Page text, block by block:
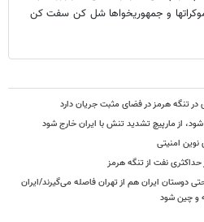
و جمهوریخواها شل کن سفت کن
در تنگه هرمز در فضای مثبت جریان دارد
از مارپیچ تشدید تنش با ایران خارج شود
نوین امنیتی
حداکثری نفت از تنگه هرمز
دوستان ایران هم از تهران فاصله می‌گیرند/ایران
و چین شود